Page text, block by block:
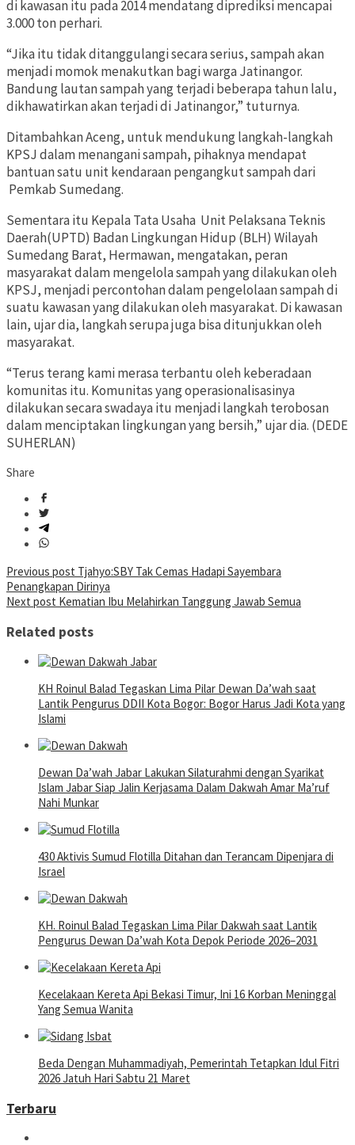
di kawasan itu pada 2014 mendatang diprediksi mencapai
3.000 ton perhari.
“Jika itu tidak ditanggulangi secara serius, sampah akan
menjadi momok menakutkan bagi warga Jatinangor.
Bandung lautan sampah yang terjadi beberapa tahun lalu,
dikhawatirkan akan terjadi di Jatinangor,” tuturnya.
Ditambahkan Aceng, untuk mendukung langkah-langkah
KPSJ dalam menangani sampah, pihaknya mendapat
bantuan satu unit kendaraan pengangkut sampah dari
Pemkab Sumedang.
Sementara itu Kepala Tata Usaha Unit Pelaksana Teknis
Daerah(UPTD) Badan Lingkungan Hidup (BLH) Wilayah
Sumedang Barat, Hermawan, mengatakan, peran
masyarakat dalam mengelola sampah yang dilakukan oleh
KPSJ, menjadi percontohan dalam pengelolaan sampah di
suatu kawasan yang dilakukan oleh masyarakat. Di kawasan
lain, ujar dia, langkah serupa juga bisa ditunjukkan oleh
masyarakat.
“Terus terang kami merasa terbantu oleh keberadaan
komunitas itu. Komunitas yang operasionalisasinya
dilakukan secara swadaya itu menjadi langkah terobosan
dalam menciptakan lingkungan yang bersih,” ujar dia. (DEDE
SUHERLAN)
Share
Post
navigation
Previous post Tjahyo:SBY Tak Cemas Hadapi Sayembara
Penangkapan Dirinya
Next post Kematian Ibu Melahirkan Tanggung Jawab Semua
Related posts
KH Roinul Balad Tegaskan Lima Pilar Dewan Da’wah saat
Lantik Pengurus DDII Kota Bogor: Bogor Harus Jadi Kota yang
Islami
Dewan Da’wah Jabar Lakukan Silaturahmi dengan Syarikat
Islam Jabar Siap Jalin Kerjasama Dalam Dakwah Amar Ma’ruf
Nahi Munkar
430 Aktivis Sumud Flotilla Ditahan dan Terancam Dipenjara di
Israel
KH. Roinul Balad Tegaskan Lima Pilar Dakwah saat Lantik
Pengurus Dewan Da’wah Kota Depok Periode 2026–2031
Kecelakaan Kereta Api Bekasi Timur, Ini 16 Korban Meninggal
Yang Semua Wanita
Beda Dengan Muhammadiyah, Pemerintah Tetapkan Idul Fitri
2026 Jatuh Hari Sabtu 21 Maret
Terbaru